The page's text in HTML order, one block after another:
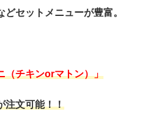
セットメニューが豊富。
（チキンorマトン）」
注文可能！！